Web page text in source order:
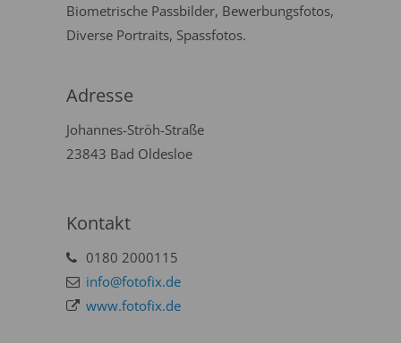
Biometrische Passbilder, Bewerbungsfotos,
Diverse Portraits, Spassfotos.
Adresse
Johannes-Ströh-Straße
23843 Bad Oldesloe
Kontakt
0180 2000115
info@fotofix.de
www.fotofix.de